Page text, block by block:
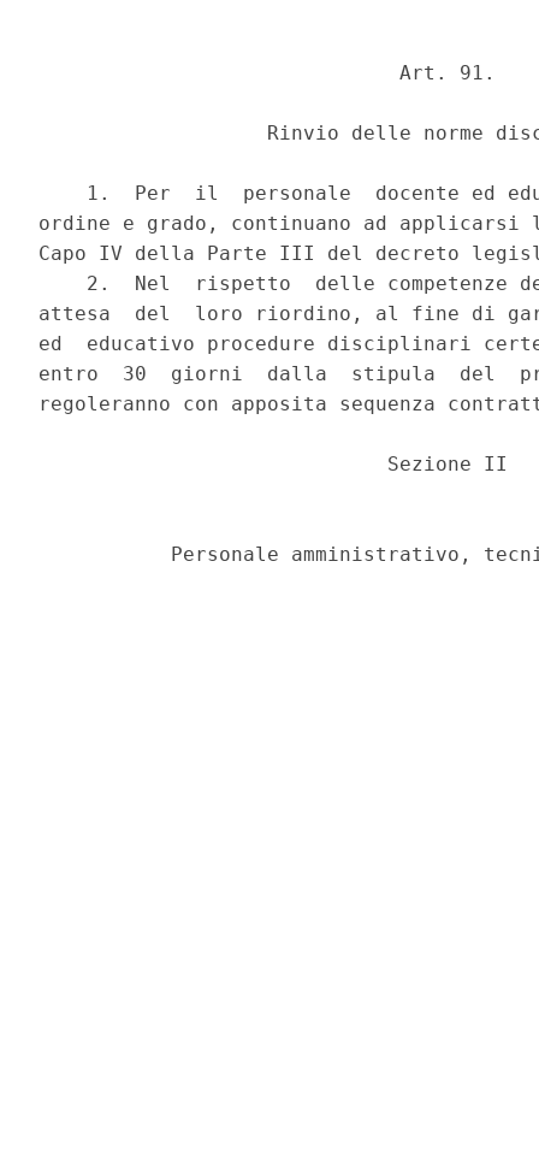
                              Art. 91.
Rinvio delle norme
1.  Per  il  personale  docente ed
ordine e grado, continuano ad
Capo IV della Parte III del decreto
2.  Nel  rispetto  delle competenze
attesa  del  loro riordino, al fine di
ed  educativo procedure disciplinari
entro  30  giorni  dalla  stipula  del
regoleranno con apposita sequenza
                             Sezione II